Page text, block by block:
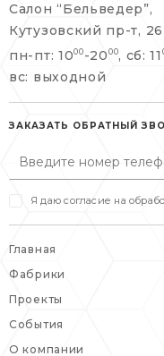
+7 495 215 06 86
info@belveder-
пн-пт: 10:00-
сб, вс:
+7 495 477 45 43
info@belveder-
пн-пт: 10:00-19:00
вс: выходной
Салон “Бельведер”,
Кутузовский пр-т, 26
пн-пт: 1000 -20 00, сб: 11
вс: выходной
ЗАКАЗАТЬ ОБРАТНЫЙ
Я даю согласие на
Главная
Фабрики
Проекты
События
О компании